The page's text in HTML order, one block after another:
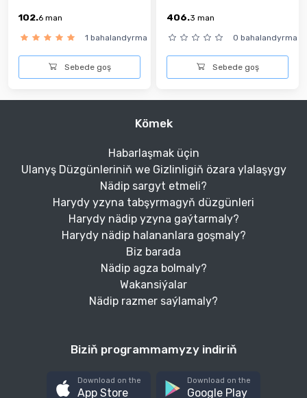
102.6 man
1 bahalandyrma
Sebede goş
406.3 man
0 bahalandyrma
Sebede goş
Kömek
Habarlaşmak üçin
Ulanyş Düzgünleriniň we Gizlinligiň özara ylalaşygy
Nädip sargyt etmeli?
Harydy yzyna tabşyrmagyň düzgünleri
Harydy nädip yzyna gaýtarmaly?
Harydy nädip halananlara goşmaly?
Biz barada
Nädip agza bolmaly?
Wakansiýalar
Nädip razmer saýlamaly?
Biziň programmamyzy indiriň
Download on the
App Store
Download on the
Google Play